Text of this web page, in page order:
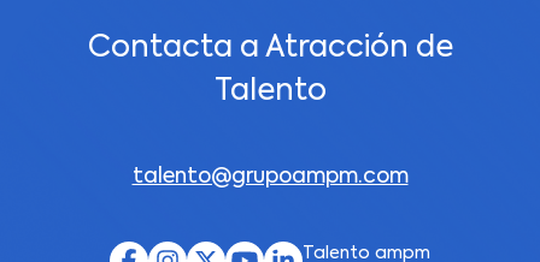
Contacta a Atracción de
Talento
talento@grupoampm.com
Talento ampm